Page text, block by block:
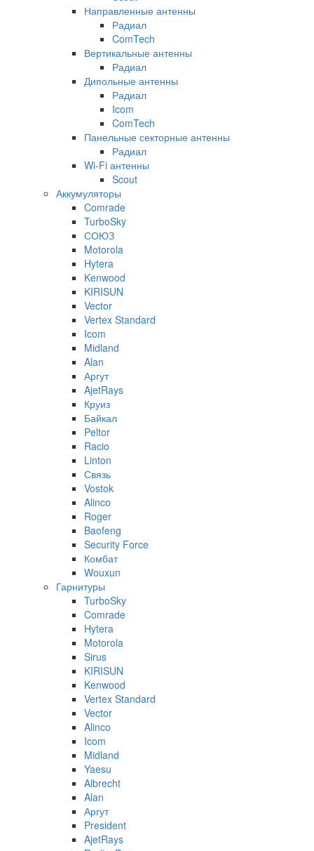
Направленные антенны
Радиал
ComTech
Вертикальные антенны
Радиал
Дипольные антенны
Радиал
Icom
ComTech
Панельные секторные антенны
Радиал
Wi-Fi антенны
Scout
Аккумуляторы
Comrade
TurboSky
СОЮЗ
Motorola
Hytera
Kenwood
KIRISUN
Vector
Vertex Standard
Icom
Midland
Alan
Аргут
AjetRays
Круиз
Байкал
Peltor
Racio
Linton
Связь
Vostok
Alinco
Roger
Baofeng
Security Force
Комбат
Wouxun
Гарнитуры
TurboSky
Comrade
Hytera
Motorola
Sirus
KIRISUN
Kenwood
Vertex Standard
Vector
Alinco
Icom
Midland
Yaesu
Albrecht
Alan
Аргут
President
AjetRays